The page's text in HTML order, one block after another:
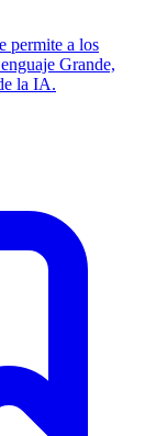
permite a los
Grande,
la IA.